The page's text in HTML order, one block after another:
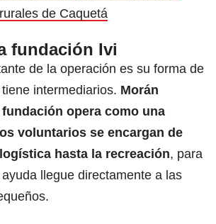
de Caquetá
fundación Ivi
de la operación es su forma de
intermediarios. Morán
opera como una
voluntarios se encargan de
hasta la recreación, para
llegue directamente a las